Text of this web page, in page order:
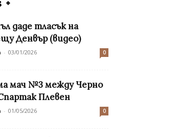
даде тласък на
Денвър (видео)
- 03/01/2026 0
мач №3 между Черно
Плевен
- 01/05/2026 0